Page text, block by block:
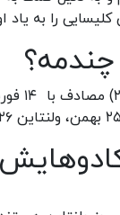
را به